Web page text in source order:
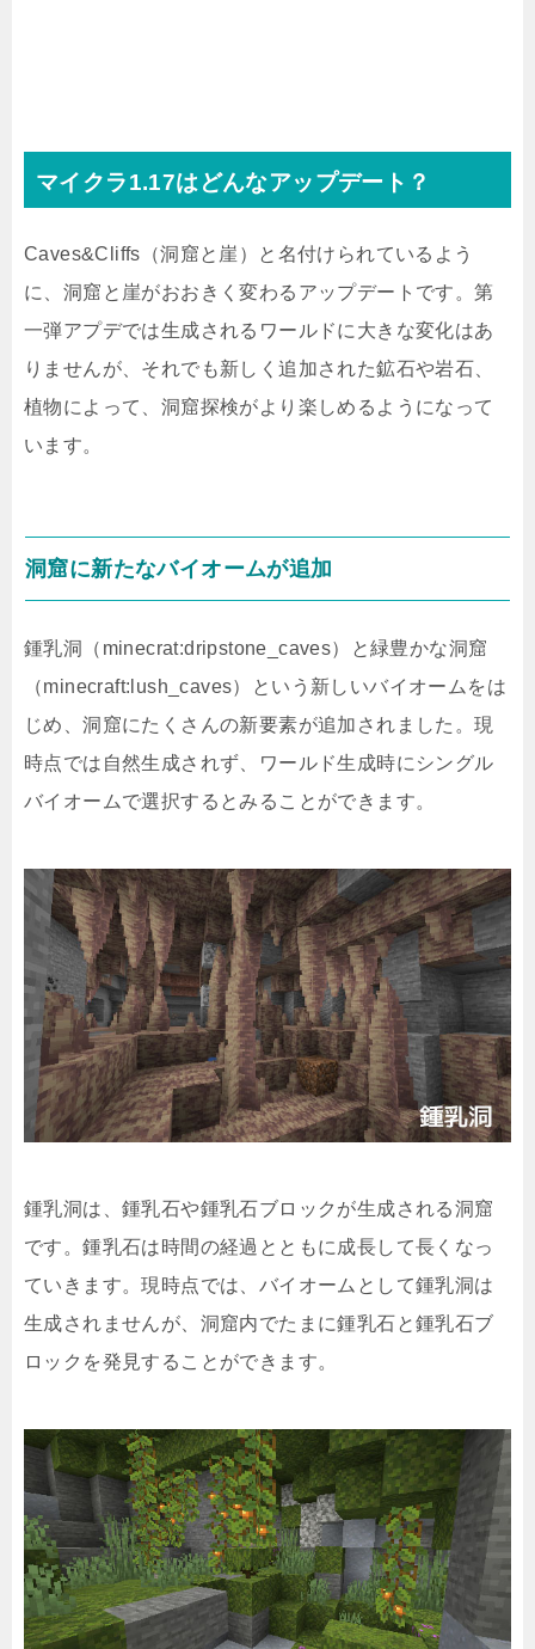
マイクラ1.17はどんなアップデート？
Caves&Cliffs（洞窟と崖）と名付けられているよう
に、洞窟と崖がおおきく変わるアップデートです。第
一弾アプデでは生成されるワールドに大きな変化はあ
りませんが、それでも新しく追加された鉱石や岩石、
植物によって、洞窟探検がより楽しめるようになって
います。
洞窟に新たなバイオームが追加
鍾乳洞（minecrat:dripstone_caves）と緑豊かな洞窟
（minecraft:lush_caves）という新しいバイオームをは
じめ、洞窟にたくさんの新要素が追加されました。現
時点では自然生成されず、ワールド生成時にシングル
バイオームで選択するとみることができます。
鍾乳洞は、鍾乳石や鍾乳石ブロックが生成される洞窟
です。鍾乳石は時間の経過とともに成長して長くなっ
ていきます。現時点では、バイオームとして鍾乳洞は
生成されませんが、洞窟内でたまに鍾乳石と鍾乳石ブ
ロックを発見することができます。